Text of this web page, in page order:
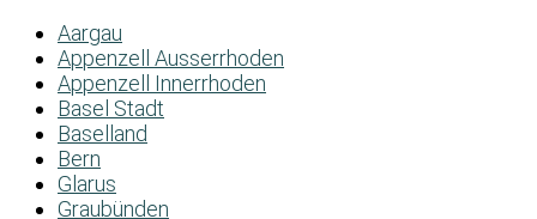
Aargau
Appenzell Ausserrhoden
Appenzell Innerrhoden
Basel Stadt
Baselland
Bern
Glarus
Graubünden